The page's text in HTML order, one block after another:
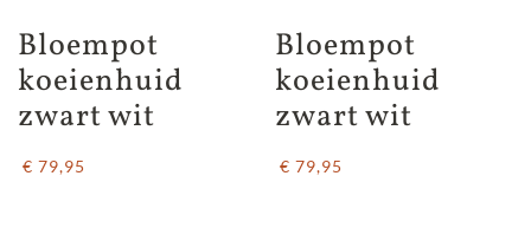
Bloempot
koeienhuid
zwart wit
€ 79,95
Bloempot
koeienhuid
zwart wit
€ 79,95